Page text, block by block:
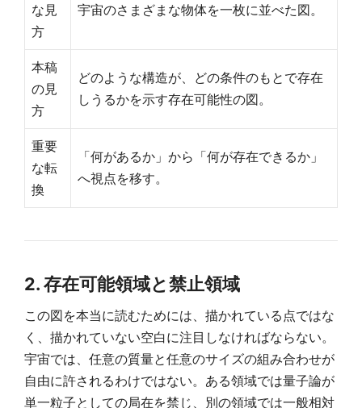
な見
方
宇宙のさまざまな物体を一枚に並べた図。
本稿
の見
方
どのような構造が、どの条件のもとで存在
しうるかを示す存在可能性の図。
重要
な転
換
「何があるか」から「何が存在できるか」
へ視点を移す。
2. 存在可能領域と禁止領域
この図を本当に読むためには、描かれている点ではな
く、描かれていない空白に注目しなければならない。
宇宙では、任意の質量と任意のサイズの組み合わせが
自由に許されるわけではない。ある領域では量子論が
単一粒子としての局在を禁じ、別の領域では一般相対